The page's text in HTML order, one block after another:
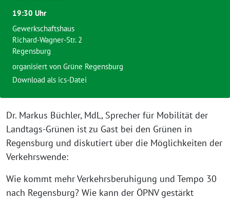
Dr. Markus Büchler, MdL, Sprecher für Mobilität der
Landtags-Grünen ist zu Gast bei den Grünen in
Regensburg und diskutiert über die Möglichkeiten der
Verkehrswende:
Wie kommt mehr Verkehrsberuhigung und Tempo 30
nach Regensburg? Wie kann der ÖPNV gestärkt
19:30 Uhr
Gewerkschaftshaus
Richard-Wagner-Str. 2
Regensburg
organisiert von Grüne Regensburg
Download als ics-Datei